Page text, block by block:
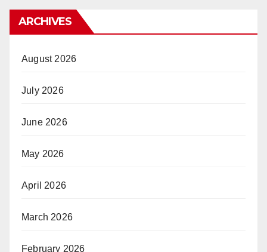
ARCHIVES
August 2026
July 2026
June 2026
May 2026
April 2026
March 2026
February 2026